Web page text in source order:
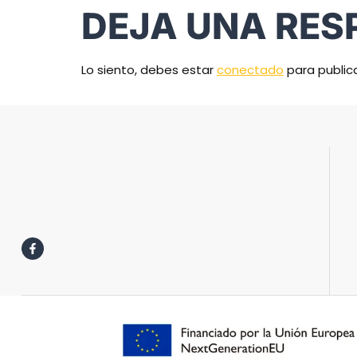
DEJA UNA
Lo siento, debes estarconectado para